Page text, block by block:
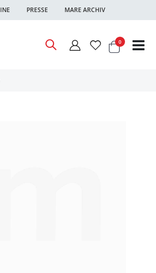
PRESSE MARE ARCHIV
Warenkorb
0Artikel